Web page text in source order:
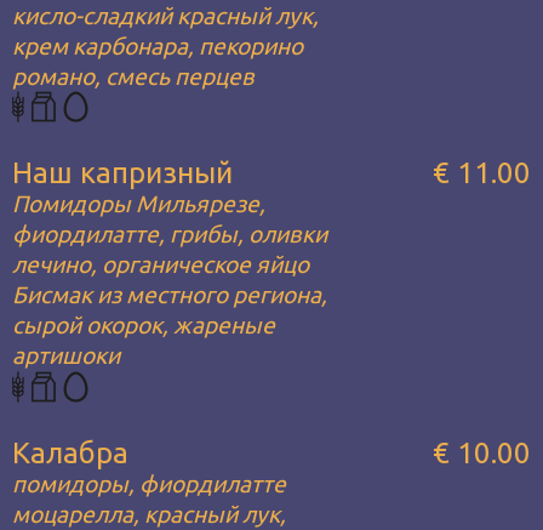
кисло-сладкий красный лук,
крем карбонара, пекорино
романо, смесь перцев
Наш капризный
Помидоры Мильярезе,
фиордилатте, грибы, оливки
лечино, органическое яйцо
Бисмак из местного региона,
сырой окорок, жареные
артишоки
€ 11.00
Калабра
помидоры, фиордилатте
моцарелла, красный лук,
€ 10.00